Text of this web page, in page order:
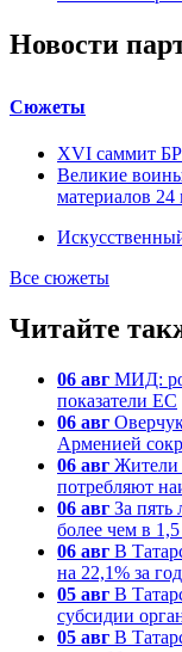
Новости
Сюжеты
XVI саммит
Великие
материалов 24
Все сюжеты
Читайте
06 авг МИД:
показатели ЕС
06 авг
Арменией
06 авг Жители
потребляют
06 авг За пять
более чем в 1,5
06 авг В
на 22,1% за год
05 авг В
субсидии
05 авг В